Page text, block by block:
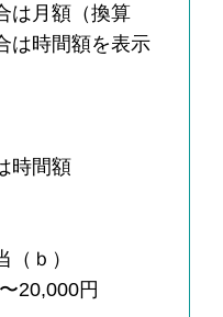
は月額（換算
は時間額を表示
時間額
ｂ）
20,000円